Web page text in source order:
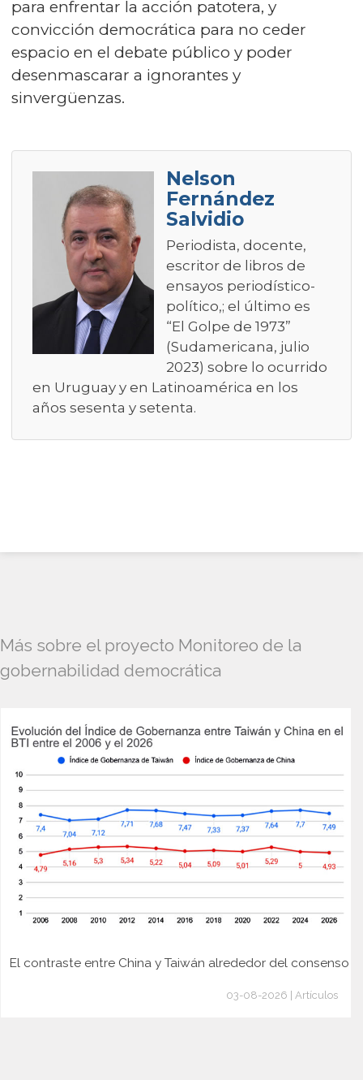
para enfrentar la acción patotera, y
convicción democrática para no ceder
espacio en el debate público y poder
desenmascarar a ignorantes y
sinvergüenzas.
Nelson
Fernández
Salvidio
Periodista, docente,
escritor de libros de
ensayos periodístico-
político,; el último es
“El Golpe de 1973”
(Sudamericana, julio
2023) sobre lo ocurrido
en Uruguay y en Latinoamérica en los
años sesenta y setenta.
Más sobre el proyecto Monitoreo de la
gobernabilidad democrática
El contraste entre China y Taiwán alrededor del consenso
03-08-2026 | Artículos